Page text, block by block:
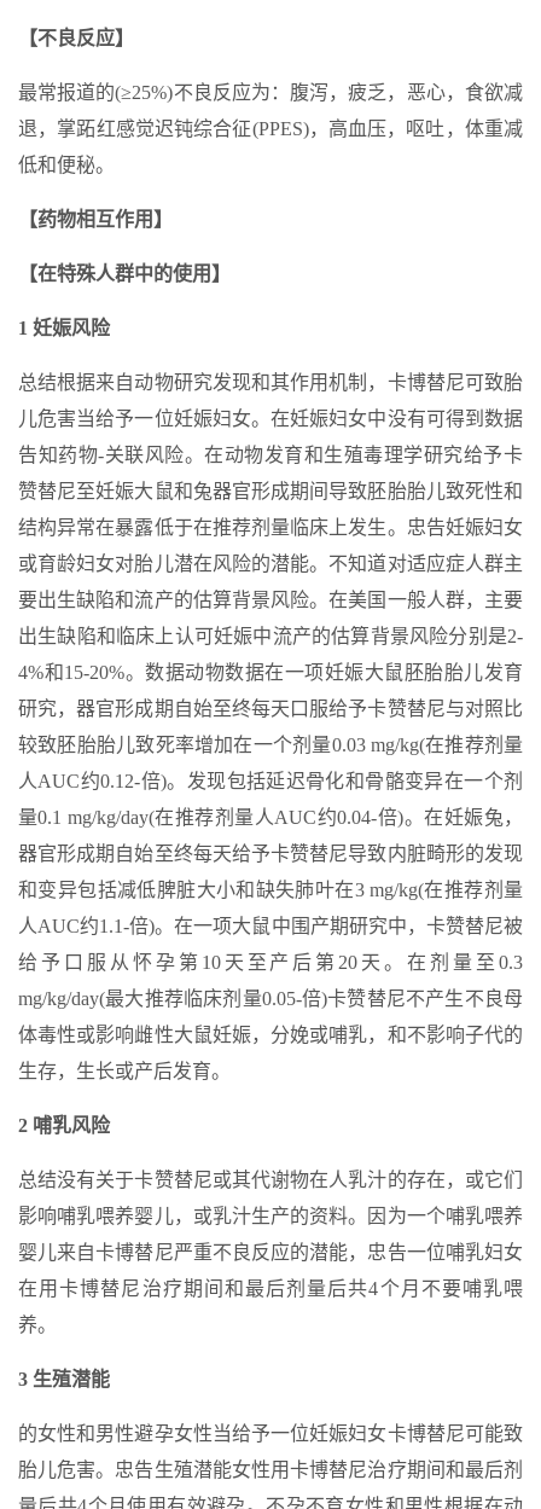
【不良反应】
最常报道的(≥25%)不良反应为：腹泻，疲乏，恶心，食欲减
退，掌跖红感觉迟钝综合征(PPES)，高血压，呕吐，体重减
低和便秘。
【药物相互作用】
【在特殊人群中的使用】
1 妊娠风险
总结根据来自动物研究发现和其作用机制，卡博替尼可致胎
儿危害当给予一位妊娠妇女。在妊娠妇女中没有可得到数据
告知药物-关联风险。在动物发育和生殖毒理学研究给予卡
赞替尼至妊娠大鼠和兔器官形成期间导致胚胎胎儿致死性和
结构异常在暴露低于在推荐剂量临床上发生。忠告妊娠妇女
或育龄妇女对胎儿潜在风险的潜能。不知道对适应症人群主
要出生缺陷和流产的估算背景风险。在美国一般人群，主要
出生缺陷和临床上认可妊娠中流产的估算背景风险分别是2-
4%和15-20%。数据动物数据在一项妊娠大鼠胚胎胎儿发育
研究，器官形成期自始至终每天口服给予卡赞替尼与对照比
较致胚胎胎儿致死率增加在一个剂量0.03 mg/kg(在推荐剂量
人AUC约0.12-倍)。发现包括延迟骨化和骨骼变异在一个剂
量0.1 mg/kg/day(在推荐剂量人AUC约0.04-倍)。在妊娠兔，
器官形成期自始至终每天给予卡赞替尼导致内脏畸形的发现
和变异包括减低脾脏大小和缺失肺叶在3 mg/kg(在推荐剂量
人AUC约1.1-倍)。在一项大鼠中围产期研究中，卡赞替尼被
给予口服从怀孕第10天至产后第20天。在剂量至0.3
mg/kg/day(最大推荐临床剂量0.05-倍)卡赞替尼不产生不良母
体毒性或影响雌性大鼠妊娠，分娩或哺乳，和不影响子代的
生存，生长或产后发育。
2 哺乳风险
总结没有关于卡赞替尼或其代谢物在人乳汁的存在，或它们
影响哺乳喂养婴儿，或乳汁生产的资料。因为一个哺乳喂养
婴儿来自卡博替尼严重不良反应的潜能，忠告一位哺乳妇女
在用卡博替尼治疗期间和最后剂量后共4个月不要哺乳喂
养。
3 生殖潜能
的女性和男性避孕女性当给予一位妊娠妇女卡博替尼可能致
胎儿危害。忠告生殖潜能女性用卡博替尼治疗期间和最后剂